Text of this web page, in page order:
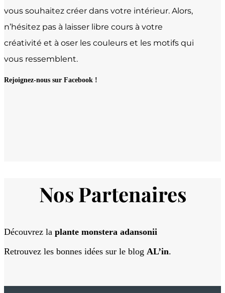
vous souhaitez créer dans votre intérieur. Alors,
n’hésitez pas à laisser libre cours à votre
créativité et à oser les couleurs et les motifs qui
vous ressemblent.
Rejoignez-nous sur Facebook !
Nos Partenaires
Découvrez la plante monstera adansonii
Retrouvez les bonnes idées sur le blog AL’in.